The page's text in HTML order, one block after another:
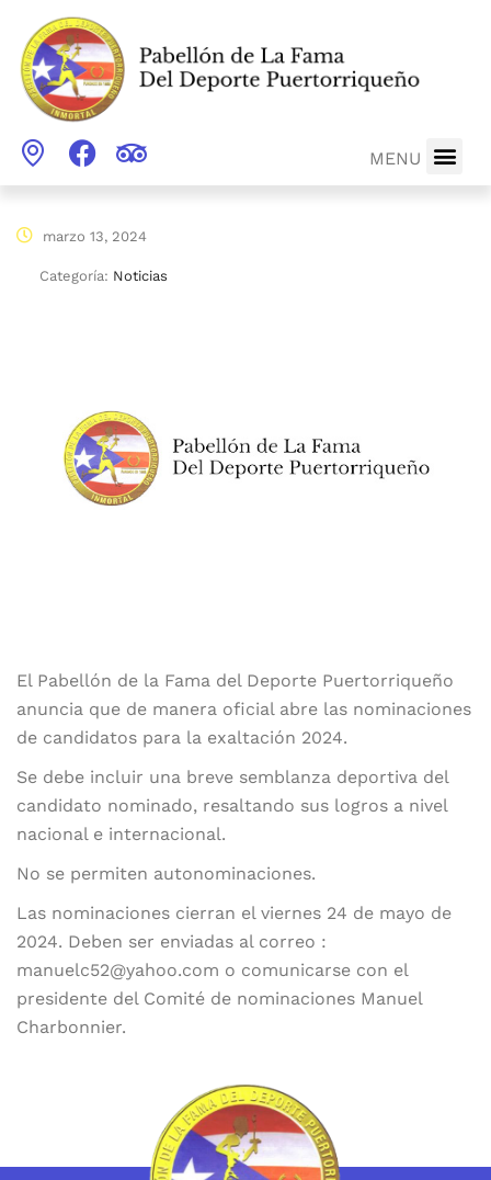
MENU
marzo 13, 2024
Categoría: Noticias
El Pabellón de la Fama del Deporte Puertorriqueño
anuncia que de manera oficial abre las nominaciones
de candidatos para la exaltación 2024.
Se debe incluir una breve semblanza deportiva del
candidato nominado, resaltando sus logros a nivel
nacional e internacional.
No se permiten autonominaciones.
Las nominaciones cierran el viernes 24 de mayo de
2024. Deben ser enviadas al correo :
manuelc52@yahoo.com o comunicarse con el
presidente del Comité de nominaciones Manuel
Charbonnier.